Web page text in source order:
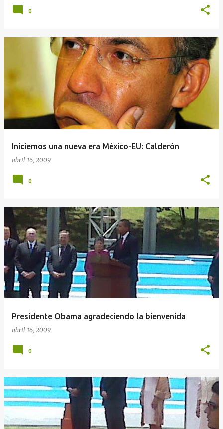
0
Iniciemos una nueva era México-EU: Calderón
abril 16, 2009
0
Presidente Obama agradeciendo la bienvenida
abril 16, 2009
0